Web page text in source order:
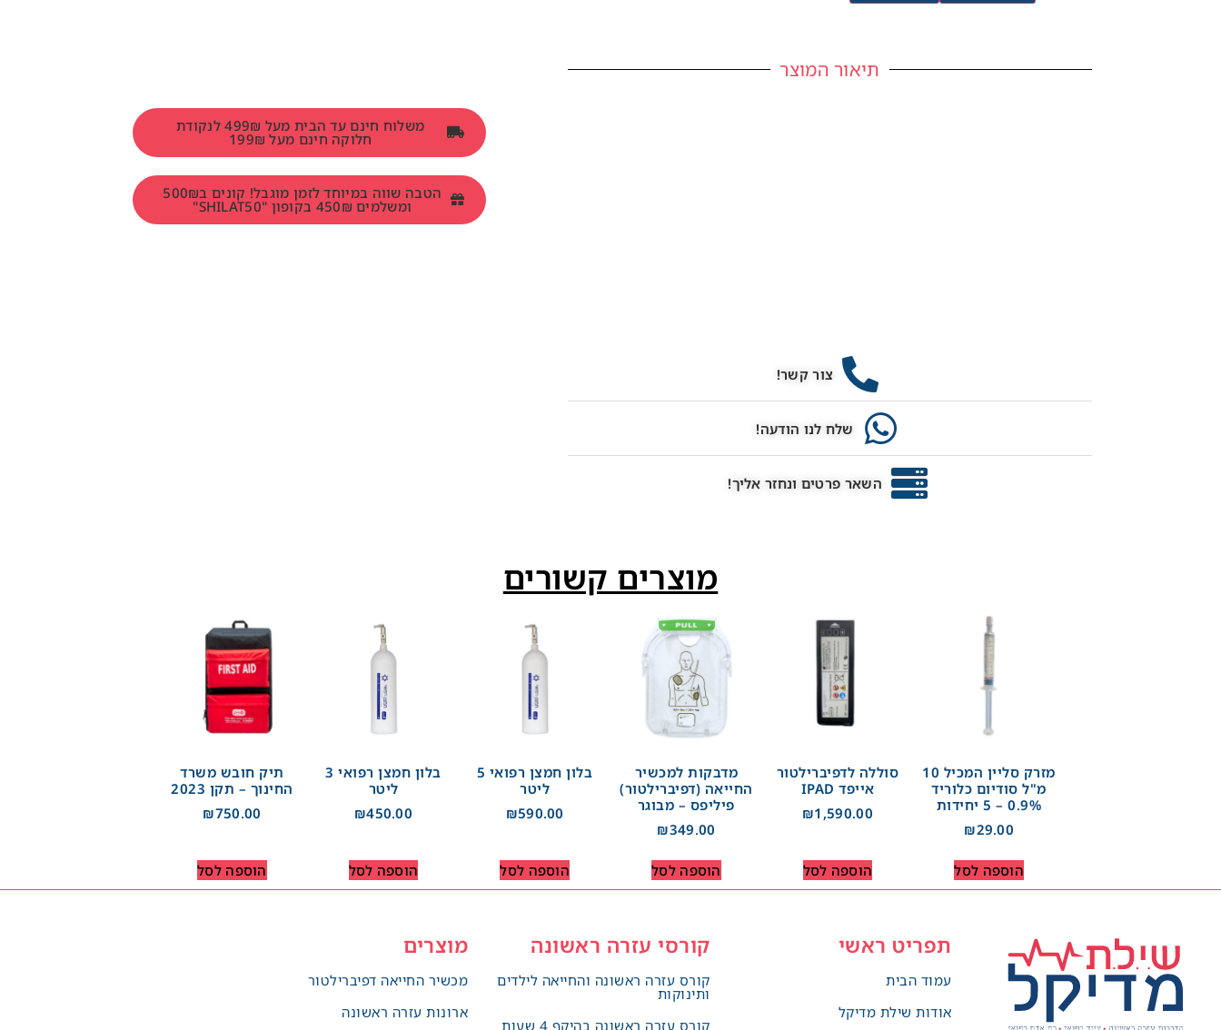
תיאור המוצר
צור קשר!
שלח לנו הודעה!
השאר פרטים ונחזר אליך!
משלוח חינם עד הבית מעל 499₪ לנקודת
חלוקה חינם מעל 199₪
הטבה שווה במיוחד לזמן מוגבל! קונים ב500₪
ומשלמים 450₪ בקופון "SHILAT50"
מוצרים קשורים
מזרק סליין המכיל 10
מ"ל סודיום כלוריד
0.9% – 5 יחידות
₪29.00
הוספה לסל
סוללה לדפיברילטור
אייפד IPAD
₪1,590.00
הוספה לסל
מדבקות למכשיר
החייאה (דפיברילטור)
פיליפס – מבוגר
₪349.00
הוספה לסל
בלון חמצן רפואי 5
ליטר
₪590.00
הוספה לסל
בלון חמצן רפואי 3
ליטר
₪450.00
הוספה לסל
תיק חובש משרד
החינוך – תקן 2023
₪750.00
הוספה לסל
תפריט ראשי
עמוד הבית
אודות שילת מדיקל
קורסי עזרה ראשונה
קורס עזרה ראשונה והחייאה לילדים
ותינוקות
קורס עזרה ראשונה בהיקף 4 שעות
מוצרים
מכשיר החייאה דפיברילטור
ארונות עזרה ראשונה